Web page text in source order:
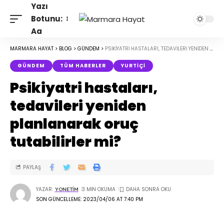
Yazı
Botunu:
Aa
MARMARA HAYAT > BLOG > GÜNDEM > PSIKIYATRI HASTALARI, TEDAVILERI YENIDEN PLANLANARAK ORUÇ TUTABILIRLER MI?
GÜNDEM TÜM HABERLER YURTIÇI
Psikiyatri hastaları,
tedavileri yeniden
planlanarak oruç
tutabilirler mi?
SON GÜNCELLEME: 2023/04/06 AT 7:40 PM
YAZAR: YONETIM 3 MIN OKUMA
PAYLAŞ